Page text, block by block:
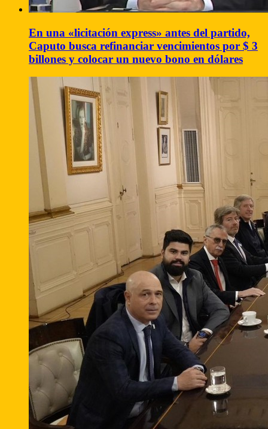
En una «licitación express» antes del partido,
Caputo busca refinanciar vencimientos por $ 3
billones y colocar un nuevo bono en dólares